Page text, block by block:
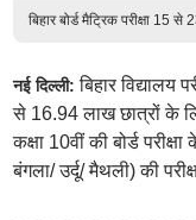
बिहार बोर्ड मैट्रिक परीक्षा
नई दिल्ली:बिहार विद्यालय
से 16.94 लाख छात्रों के
कक्षा 10वीं की बोर्ड
बंगला/ उर्दू/ मैथली) की